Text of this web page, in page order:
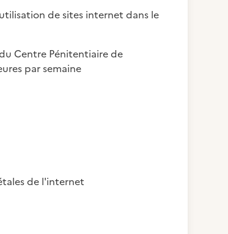
de sites internet dans le
Centre Pénitentiaire de
par semaine
de l'internet